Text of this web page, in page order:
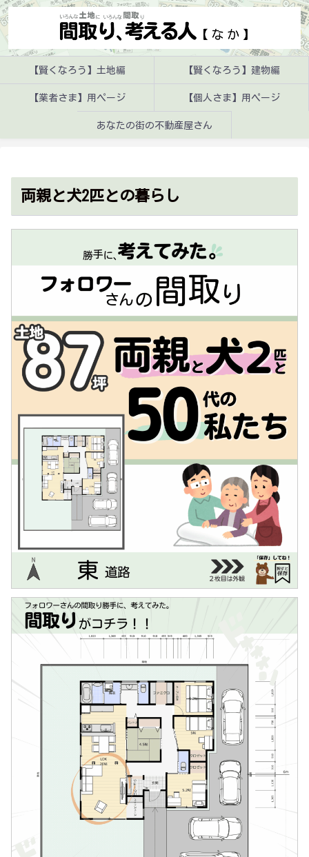
【賢くなろう】土地編 【賢くなろう】建物編
【業者さま】用ページ 【個人さま】用ページ
あなたの街の不動産屋さん
両親と犬2匹との暮らし